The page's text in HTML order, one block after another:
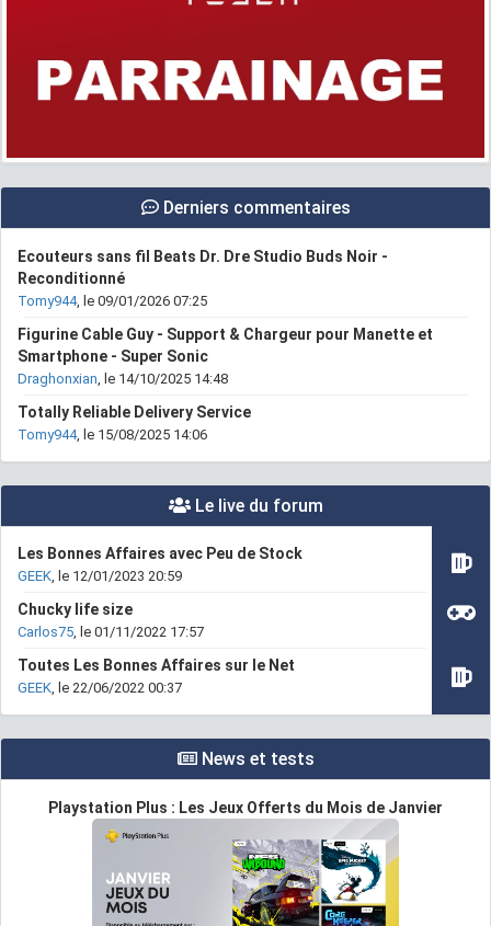
Derniers commentaires
Ecouteurs sans fil Beats Dr. Dre Studio Buds Noir -
Reconditionné
Tomy944, le 09/01/2026 07:25
Figurine Cable Guy - Support & Chargeur pour Manette et
Smartphone - Super Sonic
Draghonxian , le 14/10/2025 14:48
Totally Reliable Delivery Service
Tomy944, le 15/08/2025 14:06
Le live du forum
Les Bonnes Affaires avec Peu de Stock
GEEK , le 12/01/2023 20:59
Chucky life size
Carlos75 , le 01/11/2022 17:57
Toutes Les Bonnes Affaires sur le Net
GEEK , le 22/06/2022 00:37
News et tests
Playstation Plus : Les Jeux Offerts du Mois de Janvier